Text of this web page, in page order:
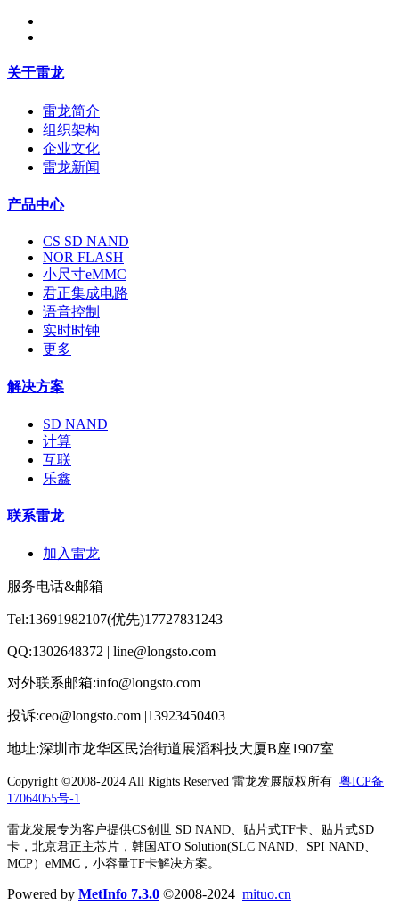
关于雷龙
雷龙简介
组织架构
企业文化
雷龙新闻
产品中心
CS SD NAND
NOR FLASH
小尺寸eMMC
君正集成电路
语音控制
实时时钟
更多
解决方案
SD NAND
计算
互联
乐鑫
联系雷龙
加入雷龙
服务电话&邮箱
Tel:13691982107(优先)17727831243
QQ:1302648372 | line@longsto.com
对外联系邮箱:info@longsto.com
投诉:ceo@longsto.com |13923450403
地址:深圳市龙华区民治街道展滔科技大厦B座1907室
Copyright ©2008-2024 All Rights Reserved 雷龙发展版权所有 粤ICP备
17064055号-1
雷龙发展专为客户提供CS创世 SD NAND、贴片式TF卡、贴片式SD
卡，北京君正主芯片，韩国ATO Solution(SLC NAND、SPI NAND、
MCP）eMMC，小容量TF卡解决方案。
Powered by MetInfo 7.3.0 ©2008-2024 mituo.cn